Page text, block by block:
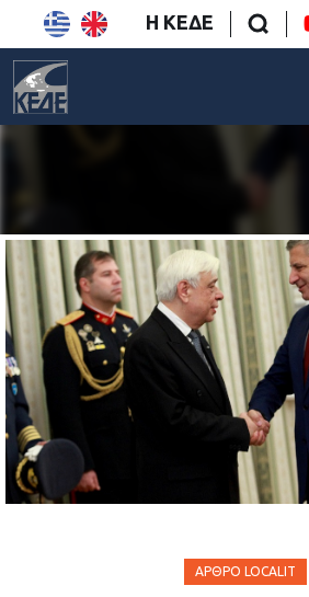
Η ΚΕΔΕ
ΆΡΘΡΟ LOCALIT